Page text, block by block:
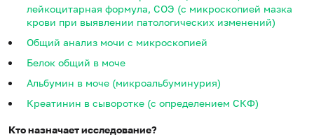
лейкоцитарная формула, СОЭ (с микроскопией мазка
крови при выявлении патологических изменений)
Общий анализ мочи с микроскопией
Белок общий в моче
Альбумин в моче (микроальбуминурия)
Креатинин в сыворотке (с определением СКФ)
Кто назначает исследование?